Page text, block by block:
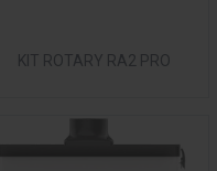
KIT ROTARY RA2 PRO